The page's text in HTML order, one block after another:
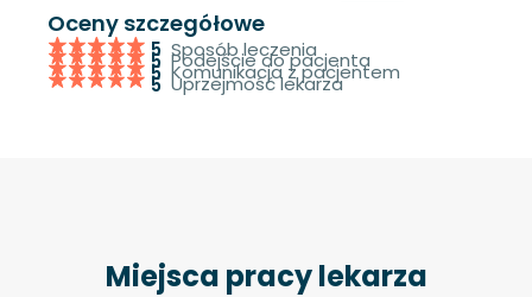
Oceny szczegółowe
5 Sposób leczenia
5 Podejście do pacjenta
5 Komunikacja z pacjentem
5 Uprzejmość lekarza
Miejsca pracy lekarza